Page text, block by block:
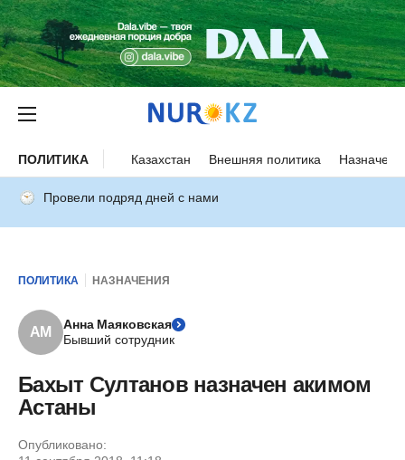
ПОЛИТИКА Казахстан Внешняя политика
Провели подряд дней с нами
ПОЛИТИКА НАЗНАЧЕНИЯ
АМ
Анна Маяковская
Бывший сотрудник
Бахыт Султанов назначен акимом
Астаны
Опубликовано: